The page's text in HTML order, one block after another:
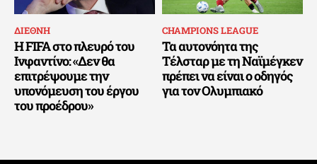
ΔΙΕΘΝΗ
Η FIFA στο πλευρό του
Ινφαντίνο: «Δεν θα
επιτρέψουμε την
υπονόμευση του έργου
του προέδρου»
CHAMPIONS LEAGUE
Τα αυτονόητα της
Τέλσταρ με τη Ναϊμέγκεν
πρέπει να είναι ο οδηγός
για τον Ολυμπιακό